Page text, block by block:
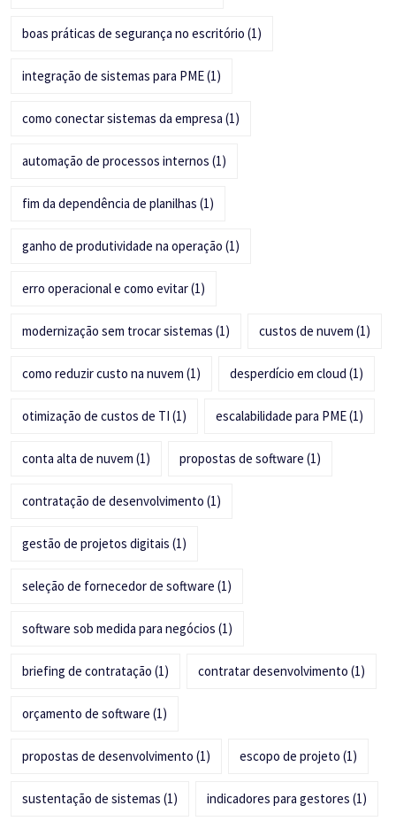
boas práticas de segurança no escritório (1)
integração de sistemas para PME(1)
como conectar sistemas da empresa (1)
automação de processos internos (1)
fim da dependência de planilhas (1)
ganho de produtividade na operação (1)
erro operacional e como evitar(1)
modernização sem trocar sistemas (1) custos de nuvem (1)
como reduzir custo na nuvem (1) desperdício em cloud (1)
otimização de custos de TI (1) escalabilidade para PME(1)
conta alta de nuvem (1) propostas de software (1)
contratação de desenvolvimento (1)
gestão de projetos digitais (1)
seleção de fornecedor de software (1)
software sob medida para negócios (1)
briefing de contratação (1) contratar desenvolvimento (1)
orçamento de software (1)
propostas de desenvolvimento (1) escopo de projeto (1)
sustentação de sistemas (1) indicadores para gestores (1)